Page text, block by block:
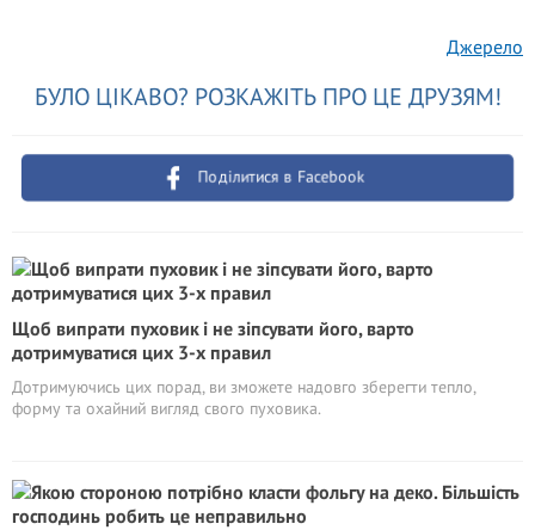
Джерело
БУЛО ЦІКАВО? РОЗКАЖІТЬ ПРО ЦЕ ДРУЗЯМ!
Поділитися в Facebook
Щоб випрати пуховик і не зіпсувати його, варто
дотримуватися цих 3-х правил
Дотримуючись цих порад, ви зможете надовго зберегти тепло,
форму та охайний вигляд свого пуховика.